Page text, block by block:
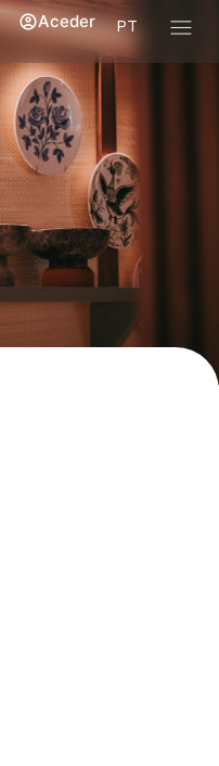
PT
Aceder